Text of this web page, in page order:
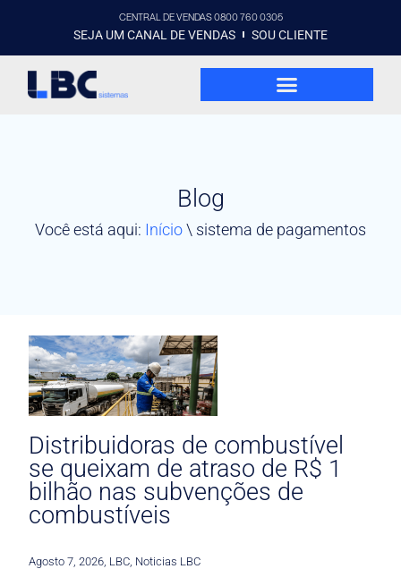
CENTRAL DE VENDAS 0800 760 0305
SEJA UM CANAL DE VENDAS SOU CLIENTE
Blog
Você está aqui: Início\ sistema de pagamentos
Distribuidoras de combustível
se queixam de atraso de R$ 1
bilhão nas subvenções de
combustíveis
Agosto 7, 2026 LBC Noticias LBC